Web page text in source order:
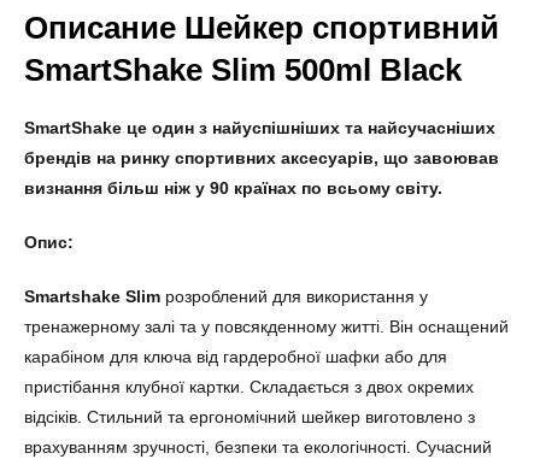
Описание Шейкер спортивний
SmartShake Slim 500ml Black
SmartShake це один з найуспішніших та найсучасніших
брендів на ринку спортивних аксесуарів, що завоював
визнання більш ніж у 90 країнах по всьому світу.
Опис:
Smartshake Slim розроблений для використання у
тренажерному залі та у повсякденному житті. Він оснащений
карабіном для ключа від гардеробної шафки або для
пристібання клубної картки. Складається з двох окремих
відсіків. Стильний та ергономічний шейкер виготовлено з
врахуванням зручності, безпеки та екологічності. Сучасний